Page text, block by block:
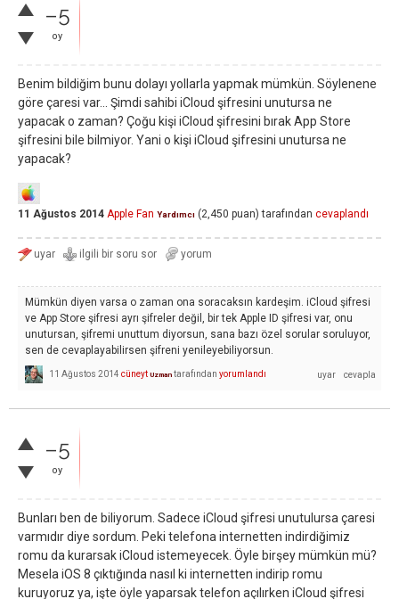
–5
oy
Benim bildiğim bunu dolayı yollarla yapmak mümkün. Söylenene
göre çaresi var... Şimdi sahibi iCloud şifresini unutursa ne
yapacak o zaman? Çoğu kişi iCloud şifresini bırak App Store
şifresini bile bilmiyor. Yani o kişi iCloud şifresini unutursa ne
yapacak?
11 Ağustos 2014 Apple Fan Yardımcı (2,450 puan) tarafından cevaplandı
Mümkün diyen varsa o zaman ona soracaksın kardeşim. iCloud şifresi
ve App Store şifresi ayrı şifreler değil, bir tek Apple ID şifresi var, onu
unutursan, şifremi unuttum diyorsun, sana bazı özel sorular soruluyor,
sen de cevaplayabilirsen şifreni yenileyebiliyorsun.
11 Ağustos 2014 cüneyt Uzman tarafından yorumlandı
–5
oy
Bunları ben de biliyorum. Sadece iCloud şifresi unutulursa çaresi
varmıdır diye sordum. Peki telefona internetten indirdiğimiz
romu da kurarsak iCloud istemeyecek. Öyle birşey mümkün mü?
Mesela iOS 8 çıktığında nasıl ki internetten indirip romu
kuruyoruz ya, işte öyle yaparsak telefon açılırken iCloud şifresi